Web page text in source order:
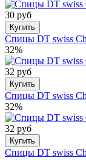
30 руб
Купить
Спицы DT swiss
32%
32 руб
Купить
Спицы DT swiss
32%
32 руб
Купить
Спицы DT swiss